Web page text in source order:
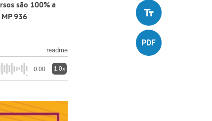
são 100% a
936
readme
0:00 1.0x